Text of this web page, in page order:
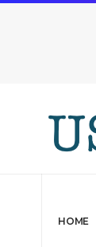
HOME